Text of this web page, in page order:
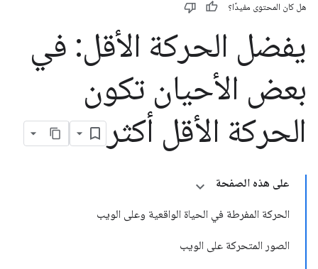
هل كان المحتوى مفيدًا؟
يفضل الحركة الأقل: في
بعض الأحيان تكون
الحركة الأقل أكثر
على هذه الصفحة
الحركة المفرطة في الحياة الواقعية وعلى الويب
الصور المتحركة على الويب